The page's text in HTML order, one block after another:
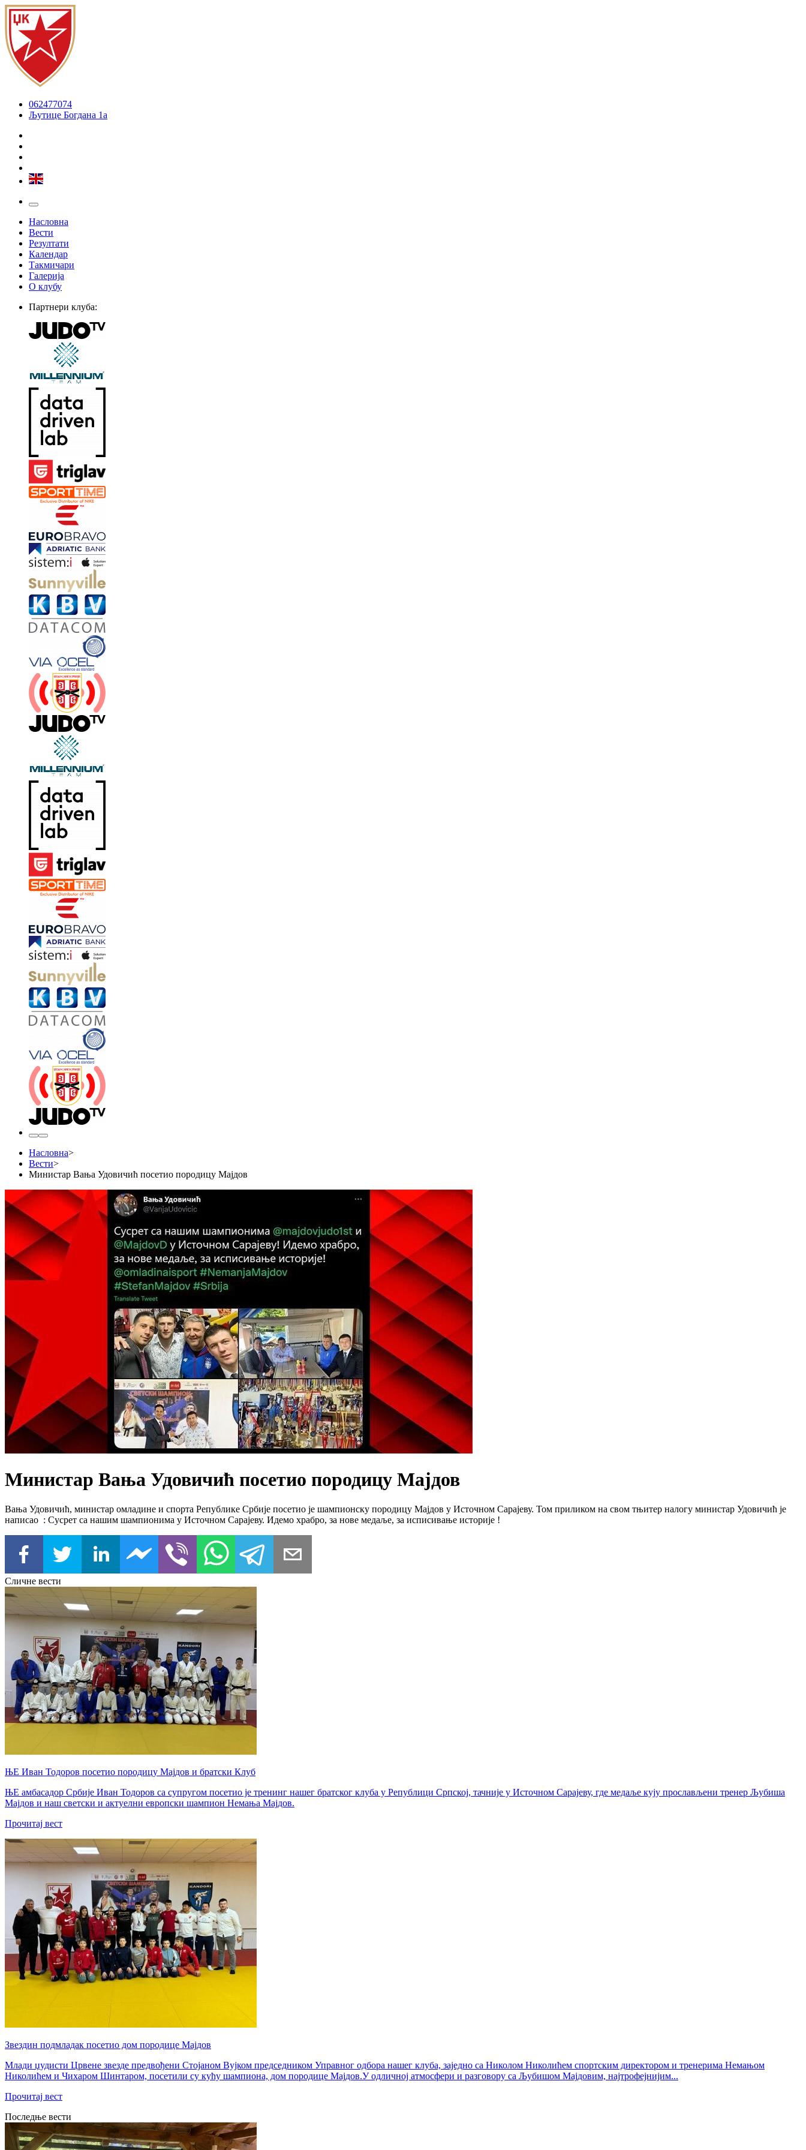
062477074
Љутице Богдана 1а
Насловна
Вести
Резултати
Календар
Такмичари
Галерија
О клубу
Партнери клуба:
Насловна>
Вести>
Министар Вања Удовичић посетио породицу Мајдов
Министар Вања Удовичић посетио породицу Мајдов
Вања Удовичић, министар омладине и спорта Републике Србије посетио је шампионску породицу Мајдов у Источном Сарајеву. Том приликом на свом тњитер налогу министар Удовичић је
написао : Сусрет са нашим шампионима у Источном Сарајеву. Идемо храбро, за нове медаље, за исписивање историје !
Сличне вести
ЊЕ Иван Тодоров посетио породицу Мајдов и братски Клуб
ЊЕ амбасадор Србије Иван Тодоров са супругом посетио је тренинг нашег братског клуба у Републици Српској, тачније у Источном Сарајеву, где медаље кују прослављени тренер Љубиша
Мајдов и наш светски и актуелни европски шампион Немања Мајдов.
Прочитај вест
Звездин подмладак посетио дом породице Мајдов
Млади џудисти Црвене звезде предвођени Стојаном Вујком председником Управног одбора нашег клуба, заједно са Николом Николићем спортским директором и тренерима Немањом
Николићем и Чихаром Шинтаром, посетили су кућу шампиона, дом породице Мајдов.У одличној атмосфери и разговору са Љубишом Мајдовим, најтрофејнијим...
Прочитај вест
Последње вести